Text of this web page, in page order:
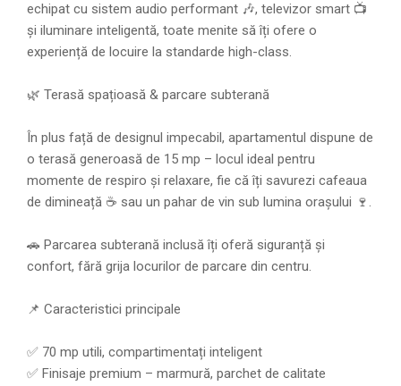
echipat cu sistem audio performant 🎶, televizor smart 📺
și iluminare inteligentă, toate menite să îți ofere o
experiență de locuire la standarde high-class.
🌿 Terasă spațioasă & parcare subterană
În plus față de designul impecabil, apartamentul dispune de
o terasă generoasă de 15 mp – locul ideal pentru
momente de respiro și relaxare, fie că îți savurezi cafeaua
de dimineață ☕ sau un pahar de vin sub lumina orașului 🍷.
🚗 Parcarea subterană inclusă îți oferă siguranță și
confort, fără grija locurilor de parcare din centru.
📌 Caracteristici principale
✅ 70 mp utili, compartimentați inteligent
✅ Finisaje premium – marmură, parchet de calitate